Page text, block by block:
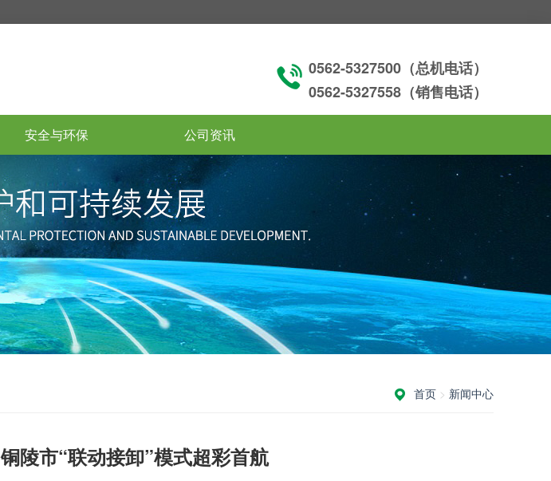
0562-5327500（总机电话）
0562-5327558（销售电话）
安全与环保 公司资讯
首页 > 新闻中心
铜陵市“联动接卸”模式超彩首航